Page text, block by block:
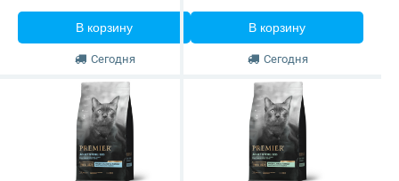
В корзину
Сегодня
В корзину
Сегодня